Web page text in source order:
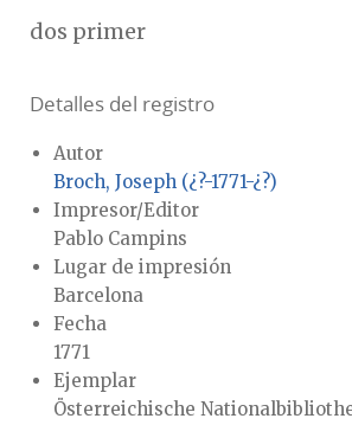
dos primer
Detalles del registro
Autor
Broch, Joseph (¿?-1771-¿?)
Impresor/Editor
Pablo Campins
Lugar de impresión
Barcelona
Fecha
1771
Ejemplar
Österreichische